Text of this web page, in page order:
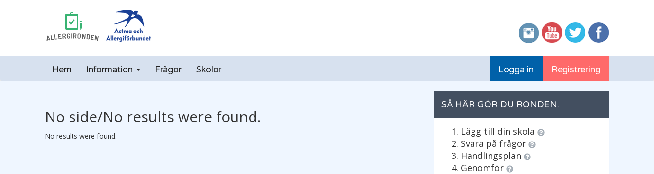
Hem Information Frågor Skolor Registrering
Logga in
No side/No results were found.
No results were found.
SÅ HÄR GÖR DU RONDEN.
Lägg till din skola
Svara på frågor
Handlingsplan
Genomför